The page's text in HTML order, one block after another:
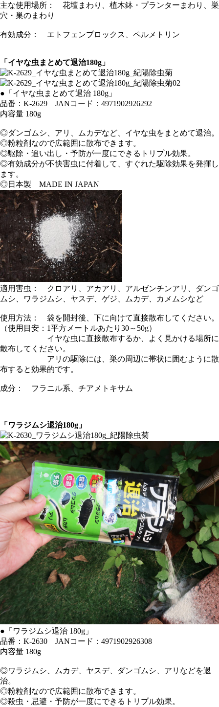
主な使用場所： 花壇まわり、植木鉢・プランターまわり、巣
穴・巣のまわり
有効成分： エトフェンプロックス、ペルメトリン
「イヤな虫まとめて退治180g」
●「イヤな虫まとめて退治 180g」
品番：K-2629 JANコード：4971902926292
内容量 180g
◎ダンゴムシ、アリ、ムカデなど、イヤな虫をまとめて退治。
◎粉粒剤なので広範囲に散布できます。
◎駆除・追い出し・予防が一度にできるトリプル効果。
◎有効成分が不快害虫に付着して、すぐれた駆除効果を発揮し
ます。
◎日本製 MADE IN JAPAN
適用害虫： クロアリ、アカアリ、アルゼンチンアリ、ダンゴ
ムシ、ワラジムシ、ヤスデ、ゲジ、ムカデ、カメムシなど
使用方法： 袋を開封後、下に向けて直接散布してください。
（使用目安：1平方メートルあたり30～50g）
イヤな虫に直接散布するか、よく見かける場所に
散布してください。
アリの駆除には、巣の周辺に帯状に囲むように散
布すると効果的です。
成分： フラニル系、チアメトキサム
「ワラジムシ退治180g」
●「ワラジムシ退治 180g」
品番：K-2630 JANコード：4971902926308
内容量 180g
◎ワラジムシ、ムカデ、ヤスデ、ダンゴムシ、アリなどを退
治。
◎粉粒剤なので広範囲に散布できます。
◎殺虫・忌避・予防が一度にできるトリプル効果。